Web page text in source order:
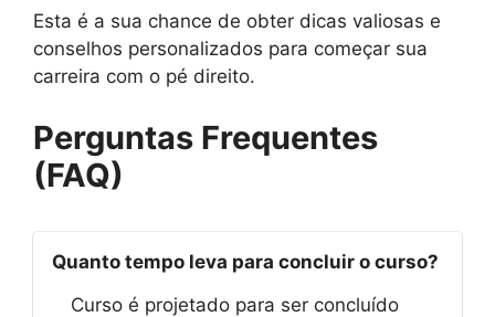
Esta é a sua chance de obter dicas valiosas e
conselhos personalizados para começar sua
carreira com o pé direito.
Perguntas Frequentes
(FAQ)
Quanto tempo leva para concluir o curso?
Curso é projetado para ser concluído